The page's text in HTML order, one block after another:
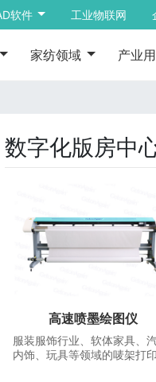
软件 工业物联网
家纺领域 产业
数字化版房中
高速喷墨绘图仪
服装服饰行业、软体家具、
内饰、玩具等领域的唛架打印